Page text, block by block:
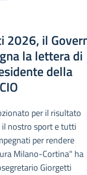
2026, il
la lettera di
della
per il risultato
nostro sport e tutti
per rendere
Milano-Cortina" ha
Giorgetti